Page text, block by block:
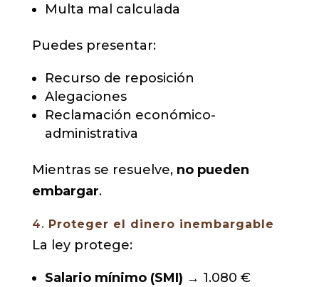
Multa mal calculada
Puedes presentar:
Recurso de reposición
Alegaciones
Reclamación económico-
administrativa
Mientras se resuelve, no pueden
embargar.
4. Proteger el dinero inembargable
La ley protege:
Salario mínimo (SMI) → 1.080 €